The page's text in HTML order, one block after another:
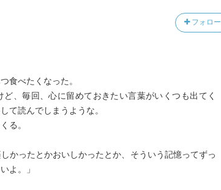
にそれを塗』りました。『お家でごはんつくってもら
んは、つくってもらってます。ちゃんと』と返す碧に
。不健康な瘦せかたしてるから』と言う女の人。そん
てしまうんです』、『みんなに嫌われてるんです』と
してないから。あなたがあなたを嫌っているから…
て思われてしまう』と言う女の人は、『これ、あげ
こと… 蜂蜜をもうひと匙足せば、たぶんあなたの明
と碧の前を去って行きました。場面は変わり、そんな
た碧。そんな碧は『安西と出会って九年、恋人になっ
す。『朝食のメニューに力を入れたカフェ』で働く碧
フォロー
食べたくなった。
、毎回、心に留めておきたい言葉がいくつも出てく
て読んでしまうような。
る。
かったとかおいしかったとか、そういう記憶ってずっ
よ。」